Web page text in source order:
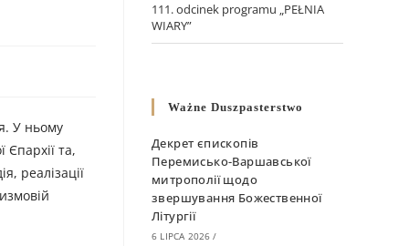
У ньому
та,
реалізації
111. odcinek programu „PEŁNIA
WIARY”
Ważne Duszpasterstwo
Декрет єпископів
Перемисько-Варшавської
митрополії щодо
звершування Божественної
Літургії
6 LIPCA 2026 /